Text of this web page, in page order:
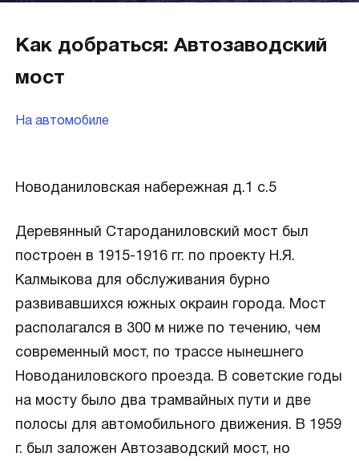
Как добраться: Автозаводский
мост
На автомобиле
Новоданиловская набережная д.1 с.5
Деревянный Староданиловский мост был
построен в 1915-1916 гг. по проекту Н.Я.
Калмыкова для обслуживания бурно
развивавшихся южных окраин города. Мост
располагался в 300 м ниже по течению, чем
современный мост, по трассе нынешнего
Новоданиловского проезда. В советские годы
на мосту было два трамвайных пути и две
полосы для автомобильного движения. В 1959
г. был заложен Автозаводский мост, но